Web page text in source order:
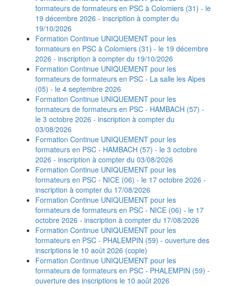
formateurs de formateurs en PSC à Colomiers (31) - le
19 décembre 2026 - inscription à compter du
19/10/2026
Formation Continue UNIQUEMENT pour les
formateurs en PSC à Colomiers (31) - le 19 décembre
2026 - inscription à compter du 19/10/2026
Formation Continue UNIQUEMENT pour les
formateurs de formateurs en PSC - La salle les Alpes
(05) - le 4 septembre 2026
Formation Continue UNIQUEMENT pour les
formateurs de formateurs en PSC - HAMBACH (57) -
le 3 octobre 2026 - inscription à compter du
03/08/2026
Formation Continue UNIQUEMENT pour les
formateurs en PSC - HAMBACH (57) - le 3 octobre
2026 - inscription à compter du 03/08/2026
Formation Continue UNIQUEMENT pour les
formateurs en PSC - NICE (06) - le 17 octobre 2026 -
inscription à compter du 17/08/2026
Formation Continue UNIQUEMENT pour les
formateurs de formateurs en PSC - NICE (06) - le 17
octobre 2026 - inscription à compter du 17/08/2026
Formation Continue UNIQUEMENT pour les
formateurs en PSC - PHALEMPIN (59) - ouverture des
inscriptions le 10 août 2026 (copie)
Formation Continue UNIQUEMENT pour les
formateurs de formateurs en PSC - PHALEMPIN (59) -
ouverture des inscriptions le 10 août 2026